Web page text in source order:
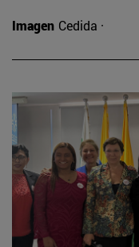
Imagen Cedida ·